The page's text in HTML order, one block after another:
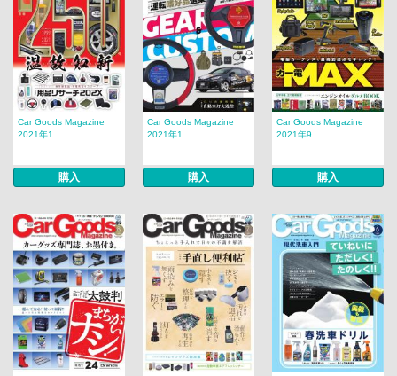
Car Goods Magazine
2021年1...
購入
Car Goods Magazine
2021年1...
購入
Car Goods Magazine
2021年9...
購入